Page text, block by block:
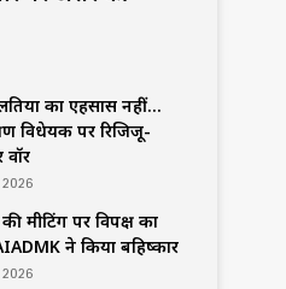
का एहसास नहीं…
विधेयक पर रिजिजू-
वॉर
मीटिंग पर विपक्ष का
ने किया बहिष्कार